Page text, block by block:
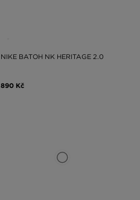
NIKE BATOH NK HERITAGE 2.0
890 Kč